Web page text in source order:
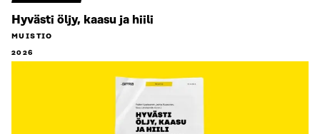
Hyvästi öljy, kaasu ja hiili
MUISTIO
2026